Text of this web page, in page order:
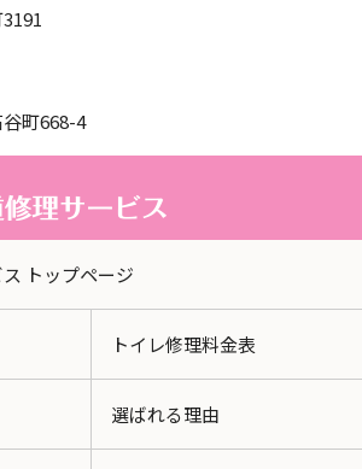
町668-4
トップページ
トイレ修理料金表
選ばれる理由